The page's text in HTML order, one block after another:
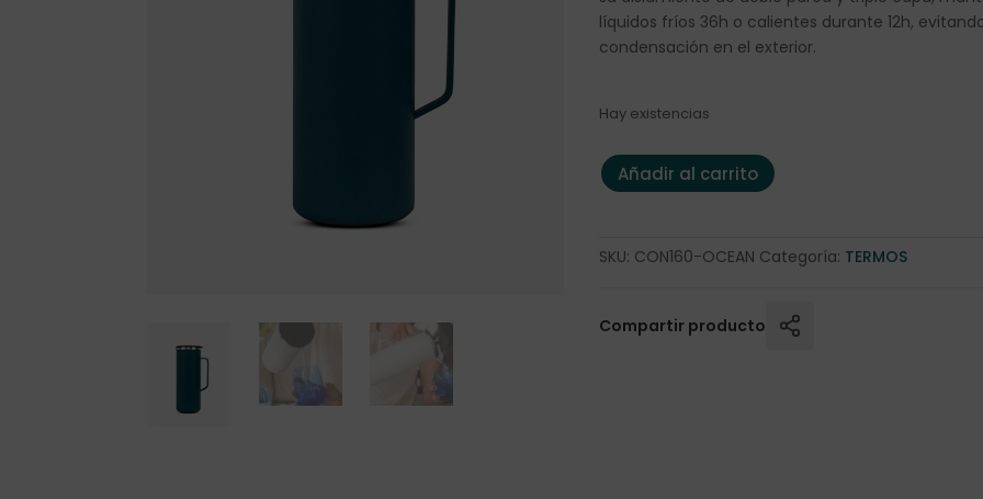
líquidos fríos 36h o calientes durante 12h,
condensación en el exterior.
Hay existencias
Jarra termo Runbott "Jug" 1,5l. Ocean cantidad
Añadir al carrito
SKU: CON160-OCEAN Categoría: TERMOS
Compartir producto